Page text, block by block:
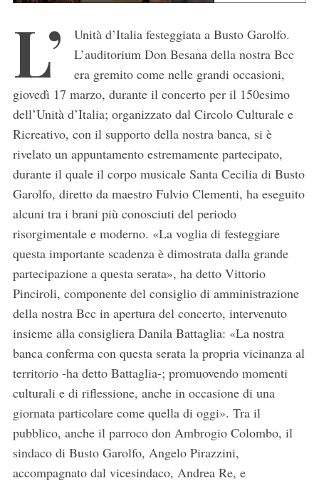
L’
Unità d’Italia festeggiata a Busto Garolfo.
L’auditorium Don Besana della nostra Bcc
era gremito come nelle grandi occasioni,
giovedì 17 marzo, durante il concerto per il 150esimo
dell’Unità d’Italia; organizzato dal Circolo Culturale e
Ricreativo, con il supporto della nostra banca, si è
rivelato un appuntamento estremamente partecipato,
durante il quale il corpo musicale Santa Cecilia di Busto
Garolfo, diretto da maestro Fulvio Clementi, ha eseguito
alcuni tra i brani più conosciuti del periodo
risorgimentale e moderno. «La voglia di festeggiare
questa importante scadenza è dimostrata dalla grande
partecipazione a questa serata», ha detto Vittorio
Pinciroli, componente del consiglio di amministrazione
della nostra Bcc in apertura del concerto, intervenuto
insieme alla consigliera Danila Battaglia: «La nostra
banca conferma con questa serata la propria vicinanza al
territorio -ha detto Battaglia-; promuovendo momenti
culturali e di riflessione, anche in occasione di una
giornata particolare come quella di oggi». Tra il
pubblico, anche il parroco don Ambrogio Colombo, il
sindaco di Busto Garolfo, Angelo Pirazzini,
accompagnato dal vicesindaco, Andrea Re, e